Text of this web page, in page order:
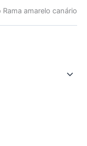
amarelo canário